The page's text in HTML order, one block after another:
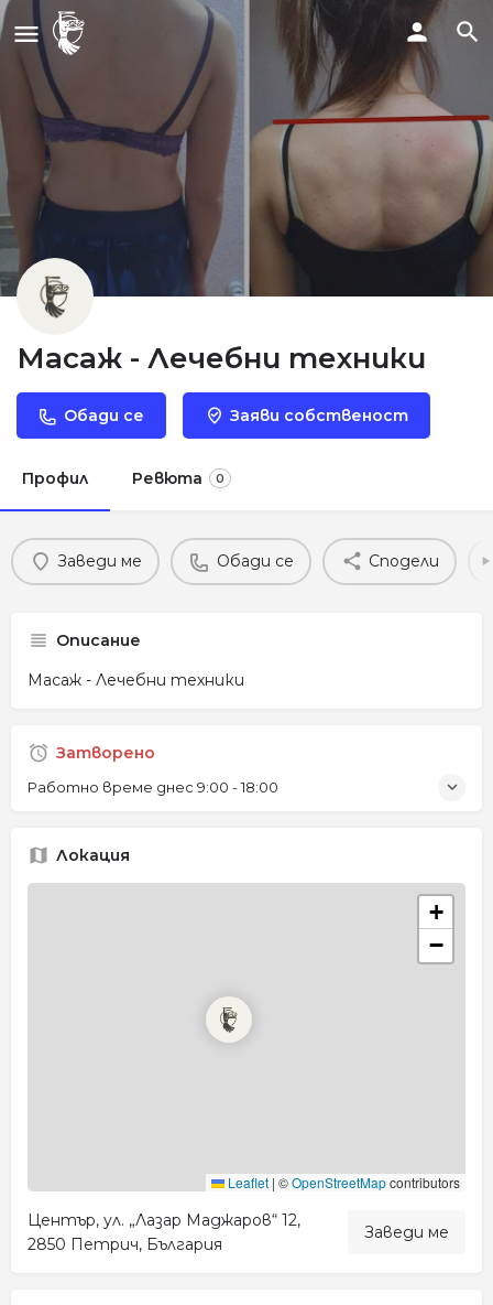
Масаж - Лечебни техники
Обади се Заяви собственост
Профил Ревюта 0
Заведи ме Обади се Сподели
Описание
Масаж - Лечебни техники
Затворено
Работно време днес 9:00 - 18:00
Локация
+
−
Leaflet | ©OpenStreetMapcontributors
Център, ул. „Лазар Маджаров“ 12,
2850 Петрич, България
Заведи ме